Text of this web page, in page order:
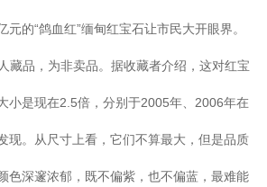
的“鸽血红”缅甸红宝石让市民大开眼界。
藏品，为非卖品。据收藏者介绍，这对红宝
小是现在2.5倍，分别于2005年、2006年在
现。从尺寸上看，它们不算最大，但是品质
色深邃浓郁，既不偏紫，也不偏蓝，最难能